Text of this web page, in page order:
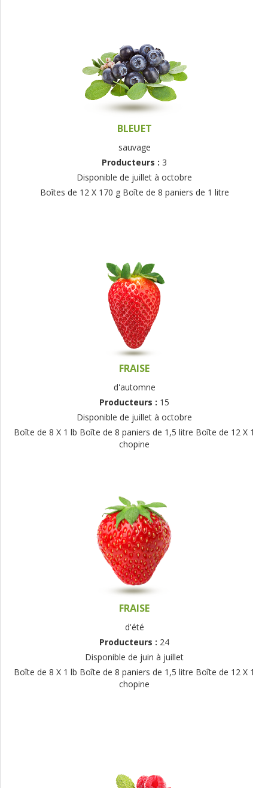
BLEUET
sauvage
Producteurs : 3
Disponible de juillet à octobre
Boîtes de 12 X 170 g Boîte de 8 paniers de 1 litre
FRAISE
d'automne
Producteurs : 15
Disponible de juillet à octobre
Boîte de 8 X 1 lb Boîte de 8 paniers de 1,5 litre Boîte de 12 X 1
chopine
FRAISE
d'été
Producteurs : 24
Disponible de juin à juillet
Boîte de 8 X 1 lb Boîte de 8 paniers de 1,5 litre Boîte de 12 X 1
chopine